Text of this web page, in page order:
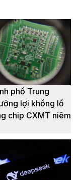
phố Trung
lợi khổng lồ
chip CXMT niêm